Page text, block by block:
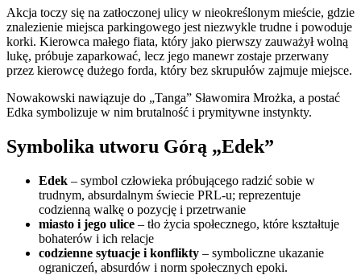
Akcja toczy się na zatłoczonej ulicy w nieokreślonym mieście, gdzie
znalezienie miejsca parkingowego jest niezwykle trudne i powoduje
korki. Kierowca małego fiata, który jako pierwszy zauważył wolną
lukę, próbuje zaparkować, lecz jego manewr zostaje przerwany
przez kierowcę dużego forda, który bez skrupułów zajmuje miejsce.
Nowakowski nawiązuje do „Tanga” Sławomira Mrożka, a postać
Edka symbolizuje w nim brutalność i prymitywne instynkty.
Symbolika utworu Górą „Edek”
Edek – symbol człowieka próbującego radzić sobie w
trudnym, absurdalnym świecie PRL-u; reprezentuje
codzienną walkę o pozycję i przetrwanie
miasto i jego ulice – tło życia społecznego, które kształtuje
bohaterów i ich relacje
codzienne sytuacje i konflikty – symboliczne ukazanie
ograniczeń, absurdów i norm społecznych epoki.